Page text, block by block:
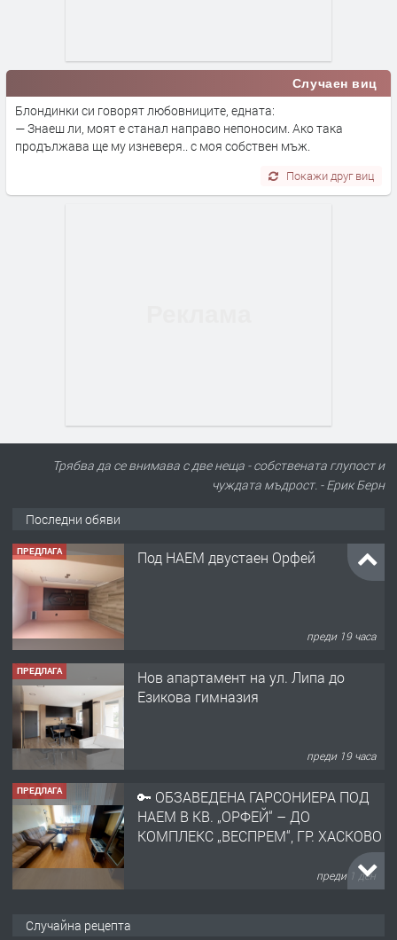
Случаен виц
Блондинки си говорят любовниците, едната:
— Знаеш ли, моят е станал направо непоносим. Ако така
продължава ще му изневеря.. с моя собствен мъж.
Покажи друг виц
Трябва да се внимава с две неща - собствената глупост и
чуждата мъдрост. - Ерик Берн
Последни обяви
ПРЕДЛАГА Под НАЕМ двустаен Орфей
преди 19 часа
ПРЕДЛАГА
Нов апартамент на ул. Липа до
Езикова гимназия
преди 19 часа
ПРЕДЛАГА
🔑 ОБЗАВЕДЕНА ГАРСОНИЕРА ПОД
НАЕМ В КВ. „ОРФЕЙ“ – ДО
КОМПЛЕКС „ВЕСПРЕМ“, ГР. ХАСКОВО
преди 1 ден
Случайна рецепта